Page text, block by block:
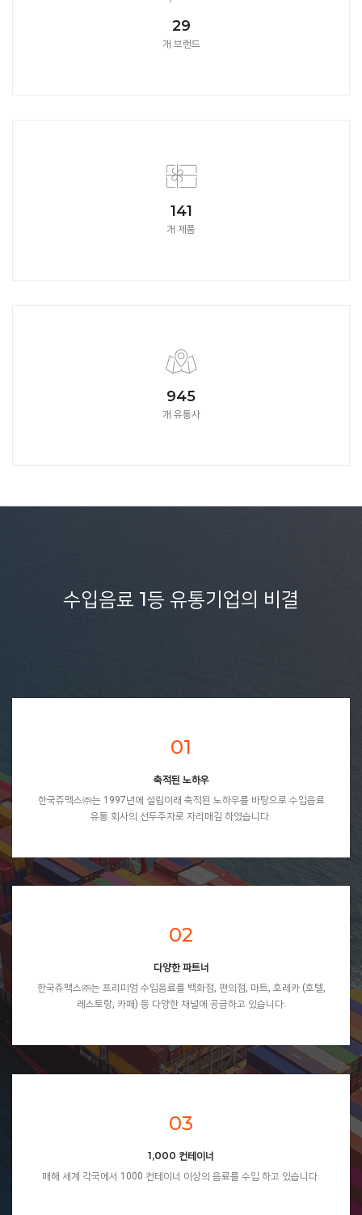
32
개 브랜드
157
개 제품
1050
개 유통사
수입음료 1등 유통기업의 비결
01
축적된 노하우
한국쥬맥스㈜는 1997년에 설립이래 축적된 노하우를 바탕으로 수입음료
유통 회사의 선두주자로 자리매김 하였습니다.
02
다양한 파트너
한국쥬맥스㈜는 프리미엄 수입음료를 백화점, 편의점, 마트, 호레카 (호텔,
레스토랑, 카페) 등 다양한 채널에 공급하고 있습니다.
03
1,000 컨테이너
매해 세계 각국에서 1000 컨테이너 이상의 음료를 수입 하고 있습니다.